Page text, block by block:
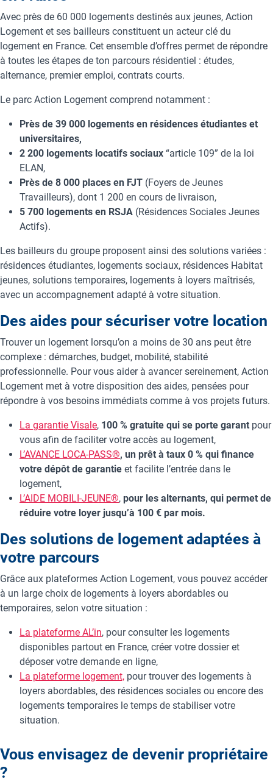
Avec près de 60 000 logements destinés aux jeunes, Action
Logement et ses bailleurs constituent un acteur clé du
logement en France. Cet ensemble d’offres permet de répondre
à toutes les étapes de ton parcours résidentiel : études,
alternance, premier emploi, contrats courts.
Le parc Action Logement comprend notamment :
Près de 39 000 logements en résidences étudiantes et
universitaires,
2 200 logements locatifs sociaux “article 109” de la loi
ELAN,
Près de 8 000 places en FJT (Foyers de Jeunes
Travailleurs), dont 1 200 en cours de livraison,
5 700 logements en RSJA (Résidences Sociales Jeunes
Actifs).
Les bailleurs du groupe proposent ainsi des solutions variées :
résidences étudiantes, logements sociaux, résidences Habitat
jeunes, solutions temporaires, logements à loyers maîtrisés,
avec un accompagnement adapté à votre situation.
Des aides pour sécuriser votre location
Trouver un logement lorsqu’on a moins de 30 ans peut être
complexe : démarches, budget, mobilité, stabilité
professionnelle. Pour vous aider à avancer sereinement, Action
Logement met à votre disposition des aides, pensées pour
répondre à vos besoins immédiats comme à vos projets futurs.
La garantie Visale, 100 % gratuite qui se porte garant pour
vous afin de faciliter votre accès au logement,
L’AVANCE LOCA-PASS®, un prêt à taux 0 % qui finance
votre dépôt de garantie et facilite l’entrée dans le
logement,
L’AIDE MOBILI-JEUNE®, pour les alternants, qui permet de
réduire votre loyer jusqu’à 100 € par mois.
Des solutions de logement adaptées à
votre parcours
Grâce aux plateformes Action Logement, vous pouvez accéder
à un large choix de logements à loyers abordables ou
temporaires, selon votre situation :
La plateforme AL’in, pour consulter les logements
disponibles partout en France, créer votre dossier et
déposer votre demande en ligne,
La plateforme logement, pour trouver des logements à
loyers abordables, des résidences sociales ou encore des
logements temporaires le temps de stabiliser votre
situation.
Vous envisagez de devenir propriétaire
?